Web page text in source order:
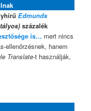
Edmunds
százalék
is… mert nincs
ellenőrzésnek, hanem
Translate-t használják,